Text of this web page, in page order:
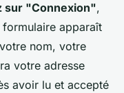
sur "Connexion",
formulaire apparaît
nom, votre
votre adresse
avoir lu et accepté